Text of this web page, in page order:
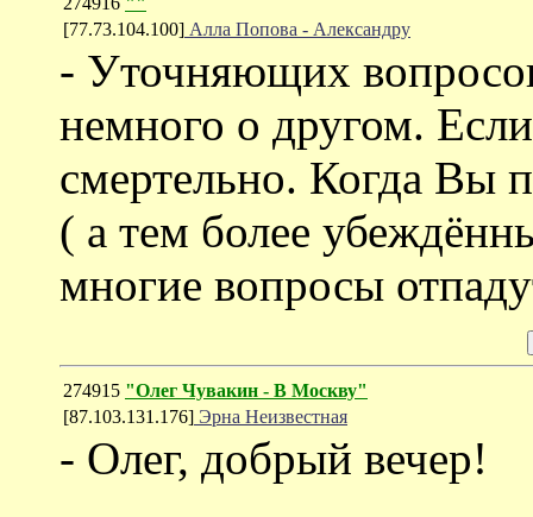
[77.73.104.100] Алла Попова - Александру
- Уточняющих
немного о другом.
смертельно. Когда Вы
( а тем более
многие вопросы
274915 "Олег Чувакин - В Москву"
[87.103.131.176] Эрна Неизвестная
- Олег, добрый вечер!